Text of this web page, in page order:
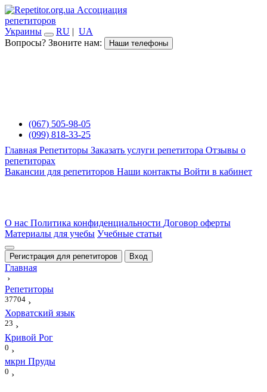
Ассоциация
репетиторов
Украины
RU | UA
Вопросы? Звоните нам:
Наши телефоны
(067) 505-98-05
(099) 818-33-25
Главная Репетиторы Заказать услуги репетитора Отзывы о
репетиторах
Вакансии для репетиторов Наши контакты Войти в кабинет
О нас Политика конфиденциальности Договор оферты
Материалы для учебы Учебные статьи
Регистрация для репетиторов Вход
Главная
›
Репетиторы
37704 ›
Хорватский язык
23 ›
Кривой Рог
0 ›
мкрн Пруды
0 ›